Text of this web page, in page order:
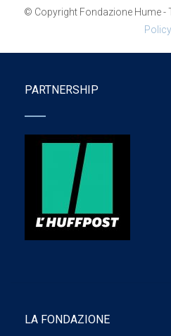
© Copyright Fondazione Hume -
Policy
PARTNERSHIP
LA FONDAZIONE